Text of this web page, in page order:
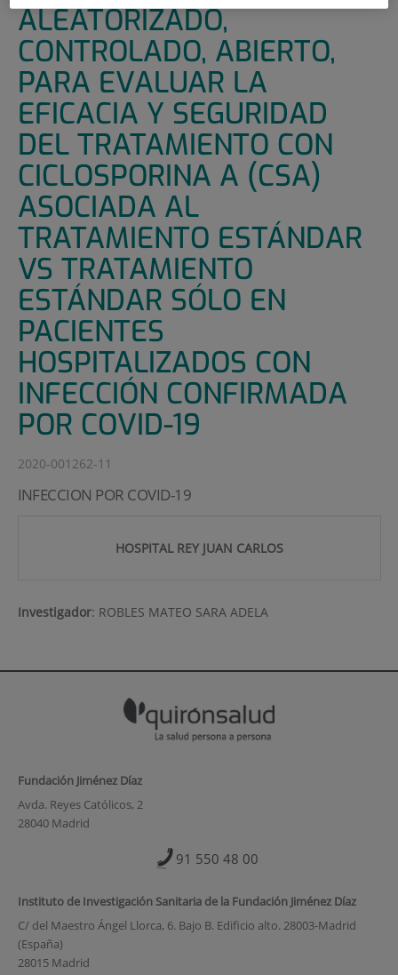
ALEATORIZADO,
CONTROLADO, ABIERTO,
PARA EVALUAR LA
EFICACIA Y SEGURIDAD
DEL TRATAMIENTO CON
CICLOSPORINA A (CSA)
ASOCIADA AL
TRATAMIENTO ESTÁNDAR
VS TRATAMIENTO
ESTÁNDAR SÓLO EN
PACIENTES
HOSPITALIZADOS CON
INFECCIÓN CONFIRMADA
POR COVID-19
2020-001262-11
INFECCION POR COVID-19
HOSPITAL REY JUAN CARLOS
Investigador: ROBLES MATEO SARA ADELA
Fundación Jiménez Díaz
Avda. Reyes Católicos, 2
28040 Madrid
91 550 48 00
Instituto de Investigación Sanitaria de la Fundación Jiménez Díaz
C/ del Maestro Ángel Llorca, 6. Bajo B. Edificio alto. 28003-Madrid
(España)
28015 Madrid